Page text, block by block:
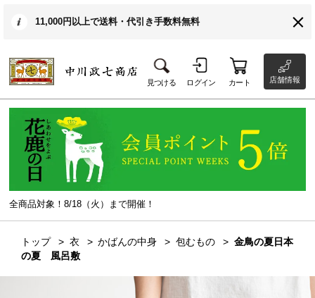
11,000円以上で送料・代引き手数料無料
見つける ログイン カート 店舗情報
全商品対象！8/18（火）まで開催！
トップ 衣 かばんの中身 包むもの
金鳥の夏日本
の夏 風呂敷